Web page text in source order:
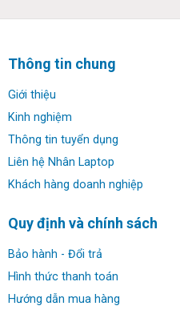
Thông tin chung
Giới thiệu
Kinh nghiệm
Thông tin tuyển dụng
Liên hệ Nhân Laptop
Khách hàng doanh nghiệp
Quy định và chính sách
Bảo hành - Đổi trả
Hình thức thanh toán
Hướng dẫn mua hàng